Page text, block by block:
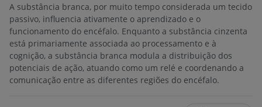
A substância branca, por muito tempo considerada um tecido
passivo, influencia ativamente o aprendizado e o
funcionamento do encéfalo. Enquanto a substância cinzenta
está primariamente associada ao processamento e à
cognição, a substância branca modula a distribuição dos
potenciais de ação, atuando como um relé e coordenando a
comunicação entre as diferentes regiões do encéfalo.